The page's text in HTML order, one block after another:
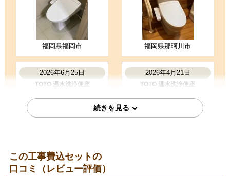
商品選定がしやすかった
工事に安心感を感じた
福岡県福岡市 福岡県那珂川市
2026年6月25日
TOTO 温水洗浄便座
福岡県糟屋郡
2026年4月21日
TOTO 温水洗浄便座
この工事費込セットの
口コミ（レビュー評価）